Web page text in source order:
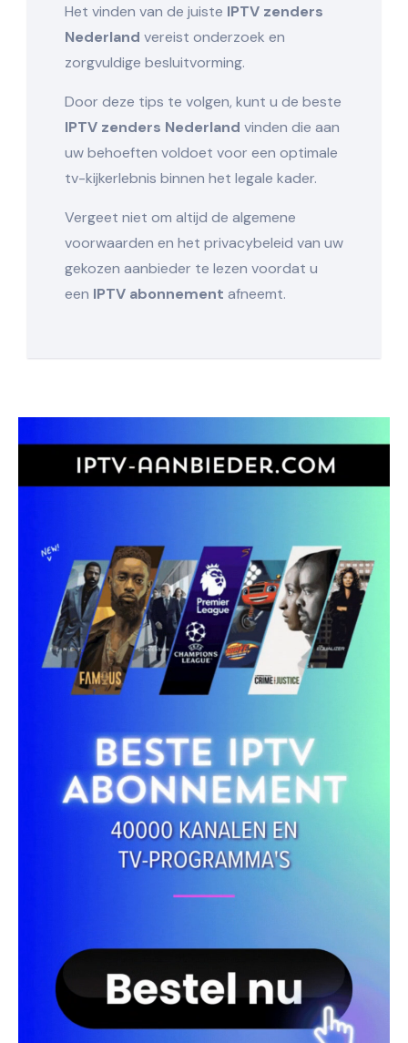
Het vinden van de juiste IPTV zenders
Nederland vereist onderzoek en
zorgvuldige besluitvorming.
Door deze tips te volgen, kunt u de beste
IPTV zenders Nederland vinden die aan
uw behoeften voldoet voor een optimale
tv-kijkerlebnis binnen het legale kader.
Vergeet niet om altijd de algemene
voorwaarden en het privacybeleid van uw
gekozen aanbieder te lezen voordat u
een IPTV abonnement afneemt.